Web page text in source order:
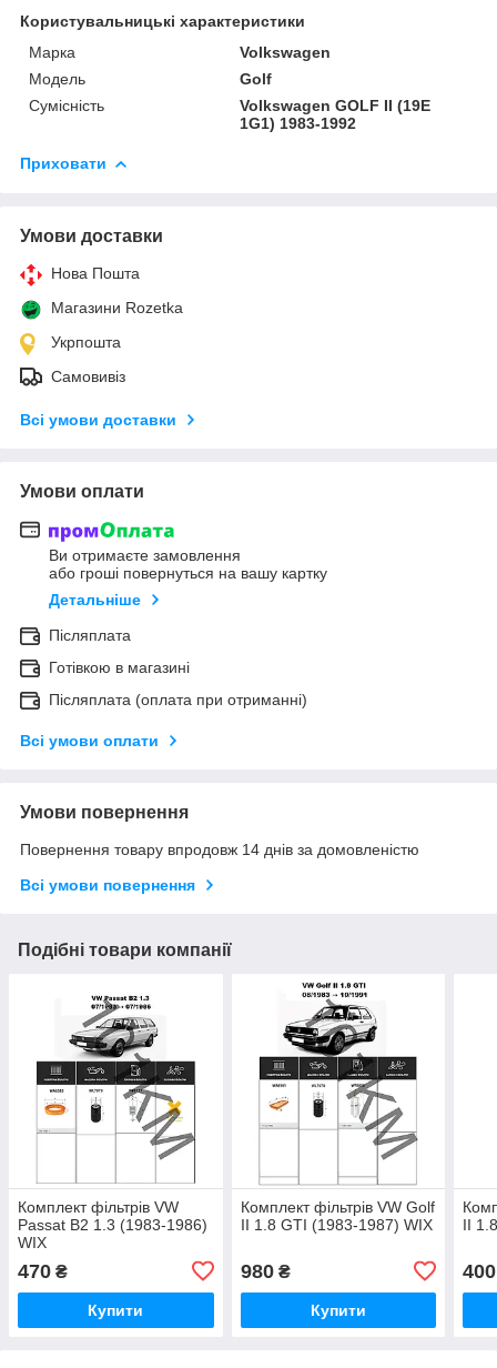
Користувальницькі характеристики
Марка
Volkswagen
Модель
Golf
Сумісність
Volkswagen GOLF II (19E
1G1) 1983-1992
Приховати
Умови доставки
Нова Пошта
Магазини Rozetka
Укрпошта
Самовивіз
Всі умови доставки
Умови оплати
Ви отримаєте замовлення
або гроші повернуться на вашу картку
Детальніше
Післяплата
Готівкою в магазині
Післяплата (оплата при отриманні)
Всі умови оплати
Умови повернення
Повернення товару впродовж 14 днів за домовленістю
Всі умови повернення
Подібні товари компанії
Комплект фільтрів VW
Passat B2 1.3 (1983-1986)
WIX
470 ₴
Купити
Комплект фільтрів VW Golf
II 1.8 GTI (1983-1987) WIX
980₴
Купити
II
400